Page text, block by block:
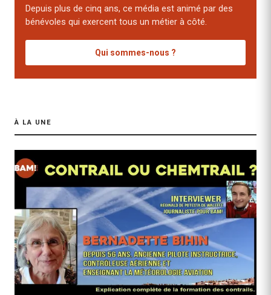
Depuis plus de cinq ans, ce média est animé par des
bénévoles qui exercent tous un métier à côté.
Qui sommes-nous ?
À LA UNE